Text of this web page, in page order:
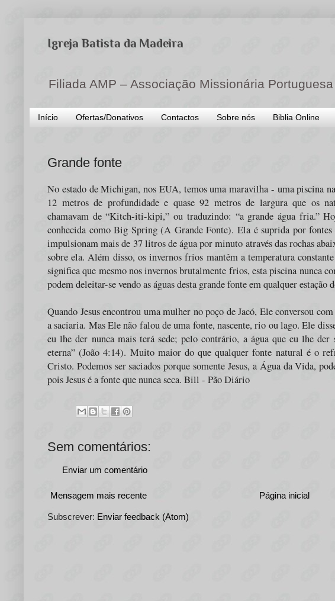
Igreja Batista da Madeira
Filiada AMP – Associação Missionária
Início Ofertas/Donativos Contactos Sobre nós Biblia Online
Grande fonte
No estado de Michigan, nos EUA, temos uma maravilha - uma piscina
12 metros de profundidade e quase 92 metros de largura que os
chamavam de “Kitch-iti-kipi,” ou traduzindo: “a grande água fria.”
conhecida como Big Spring (A Grande Fonte). Ela é suprida por fontes
impulsionam mais de 37 litros de água por minuto através das rochas
sobre ela. Além disso, os invernos frios mantêm a temperatura
significa que mesmo nos invernos brutalmente frios, esta piscina nunca
podem deleitar-se vendo as águas desta grande fonte em qualquer estação
Quando Jesus encontrou uma mulher no poço de Jacó, Ele conversou
a saciaria. Mas Ele não falou de uma fonte, nascente, rio ou lago. Ele
eu lhe der nunca mais terá sede; pelo contrário, a água que eu lhe
eterna” (João 4:14). Muito maior do que qualquer fonte natural é o
Cristo. Podemos ser saciados porque somente Jesus, a Água da Vida,
pois Jesus é a fonte que nunca seca. Bill - Pão Diário
Sem comentários:
Enviar um comentário
Mensagem mais recente Página inicial
Subscrever: Enviar feedback (Atom)